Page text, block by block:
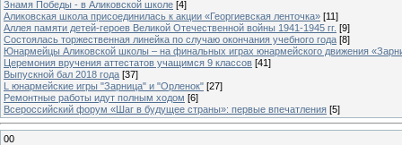
Знамя Победы - в Аликовской школе [4]
Аликовская школа присоединилась к акции «Георгиевская ленточка» [11]
Аллея памяти детей-героев Великой Отечественной войны 1941-1945 гг. [9]
Cостоялась торжественная линейка по случаю окончания учебного года [8]
Юнармейцы Аликовской школы – на финальных играх юнармейского движения
Церемония вручения аттестатов учащимся 9 классов [41]
Выпускной бал 2018 года [37]
L юнармейские игры "Зарница" и "Орленок" [27]
Ремонтные работы идут полным ходом [6]
Всероссийский форум «Шаг в будущее страны»: первые впечатления [5]
00